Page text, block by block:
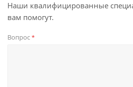
Наши квалифицированные
вам помогут.
Вопрос*